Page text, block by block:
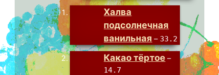
Халва
подсолнечная
ванильная – 33.2
Какао тёртое –
14.7